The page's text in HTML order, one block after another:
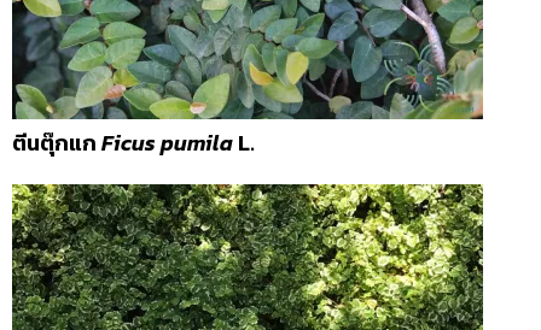
ตีนตุ๊กแกFicus pumilaL.